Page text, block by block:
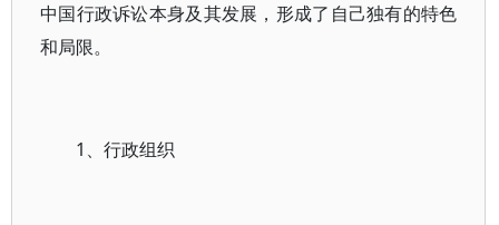
中国行政诉讼本身及其发展，形成了自己独有的特色
和局限。
1、行政组织